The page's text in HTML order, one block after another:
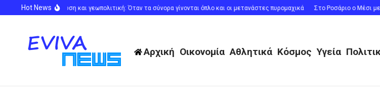
Μετάβαση στο περιεχόμενο
Hot News
Ευρωπαϊκή Ένωση και γεωπολιτική: Όταν τα σύνορα γίνονται όπλο και οι μετανάστες πυρομαχικά Στο Ροσάριο ο Μέσι με την
Αρχική Οικονομία Αθλητικά Κόσμος Υγεία